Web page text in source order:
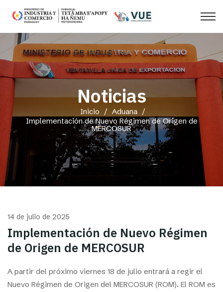
Noticias
Inicio / Aduana /
Implementación de Nuevo Régimen de Origen de
MERCOSUR
14 de julio de 2025
Implementación de Nuevo Régimen
de Origen de MERCOSUR
A partir del próximo viernes 18 de julio entrará a regir el
Nuevo Régimen de Origen del MERCOSUR (ROM). El ROM es